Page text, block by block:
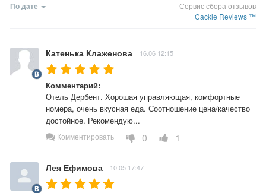
По дате
Сервис сбора отзывов
Cackle Reviews ™
Катенька Клаженова 16.06 12:15
Комментарий:
Отель Дербент. Хорошая управляющая, комфортные
номера, очень вкусная еда. Соотношение цена/качество
достойное. Рекомендую...
Комментировать 0 1
Лея Ефимова 10.05 17:47